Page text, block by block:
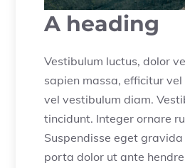
A heading
Vestibulum luctus, dolor
sapien massa, efficitur
vel vestibulum diam.
tincidunt. Integer ornare
Suspendisse eget
porta dolor ut ante